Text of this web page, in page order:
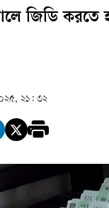
জিডি করতে
২১: ৩২